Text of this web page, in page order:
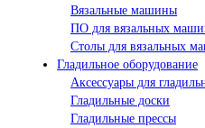
Вязальные машины
ПО для вязальных
Столы для вязальных
Гладильное оборудование
Аксессуары для
Гладильные доски
Гладильные прессы